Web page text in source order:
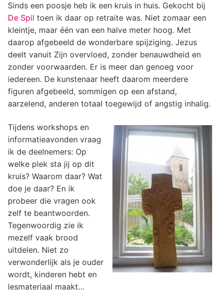
Sinds een poosje heb ik een kruis in huis. Gekocht bij
De Spil toen ik daar op retraite was. Niet zomaar een
kleintje, maar één van een halve meter hoog. Met
daarop afgebeeld de wonderbare spijziging. Jezus
deelt vanuit Zijn overvloed, zonder benauwdheid en
zonder voorwaarden. Er is meer dan genoeg voor
iedereen. De kunstenaar heeft daarom meerdere
figuren afgebeeld, sommigen op een afstand,
aarzelend, anderen totaal toegewijd of angstig inhalig.
Tijdens workshops en
informatieavonden vraag
ik de deelnemers: Op
welke plek sta jij op dit
kruis? Waarom daar? Wat
doe je daar? En ik
probeer die vragen ook
zelf te beantwoorden.
Tegenwoordig zie ik
mezelf vaak brood
uitdelen. Niet zo
verwonderlijk als je ouder
wordt, kinderen hebt en
lesmateriaal maakt…